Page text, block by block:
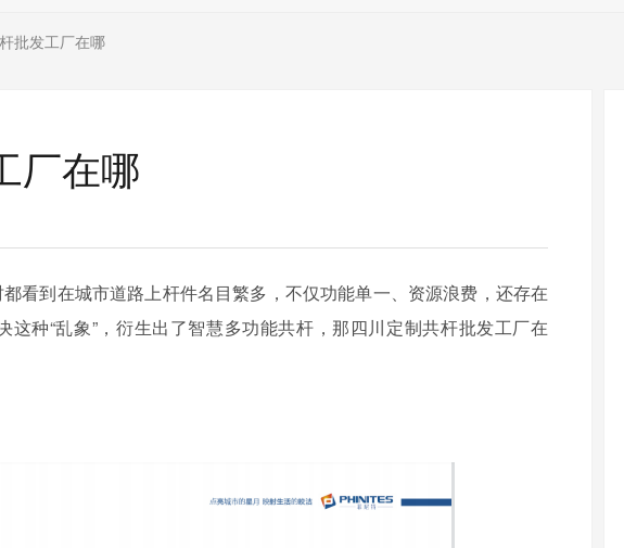
批发工厂在哪
厂在哪
看到在城市道路上杆件名目繁多，不仅功能单一、资源浪费，还存在
种“乱象”，衍生出了智慧多功能共杆，那四川定制共杆批发工厂在